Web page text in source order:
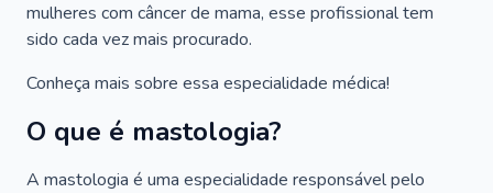
mulheres com câncer de mama, esse profissional tem
sido cada vez mais procurado.
Conheça mais sobre essa especialidade médica!
O que é mastologia?
A mastologia é uma especialidade responsável pelo